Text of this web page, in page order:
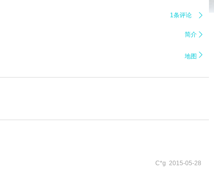
1条评论 
简介 
地图 
C*g 2015-05-28